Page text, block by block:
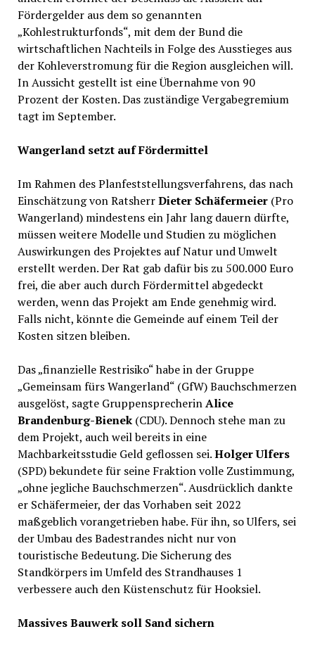
Fördergelder aus dem so genannten
„Kohlestrukturfonds“, mit dem der Bund die
wirtschaftlichen Nachteils in Folge des Ausstieges aus
der Kohleverstromung für die Region ausgleichen will.
In Aussicht gestellt ist eine Übernahme von 90
Prozent der Kosten. Das zuständige Vergabegremium
tagt im September.
Wangerland setzt auf Fördermittel
Im Rahmen des Planfeststellungsverfahrens, das nach
Einschätzung von RatsherrDieter Schäfermeier (Pro
Wangerland) mindestens ein Jahr lang dauern dürfte,
müssen weitere Modelle und Studien zu möglichen
Auswirkungen des Projektes auf Natur und Umwelt
erstellt werden. Der Rat gab dafür bis zu 500.000 Euro
frei, die aber auch durch Fördermittel abgedeckt
werden, wenn das Projekt am Ende genehmig wird.
Falls nicht, könnte die Gemeinde auf einem Teil der
Kosten sitzen bleiben.
Das „finanzielle Restrisiko“ habe in der Gruppe
„Gemeinsam fürs Wangerland“ (GfW) Bauchschmerzen
ausgelöst, sagte GruppensprecherinAlice
Brandenburg-Bienek(CDU). Dennoch stehe man zu
dem Projekt, auch weil bereits in eine
Machbarkeitsstudie Geld geflossen sei.Holger Ulfers
(SPD) bekundete für seine Fraktion volle Zustimmung,
„ohne jegliche Bauchschmerzen“. Ausdrücklich dankte
er Schäfermeier, der das Vorhaben seit 2022
maßgeblich vorangetrieben habe. Für ihn, so Ulfers, sei
der Umbau des Badestrandes nicht nur von
touristische Bedeutung. Die Sicherung des
Standkörpers im Umfeld des Strandhauses 1
verbessere auch den Küstenschutz für Hooksiel.
Massives Bauwerk soll Sand sichern